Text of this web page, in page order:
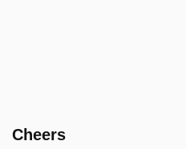
Cheers